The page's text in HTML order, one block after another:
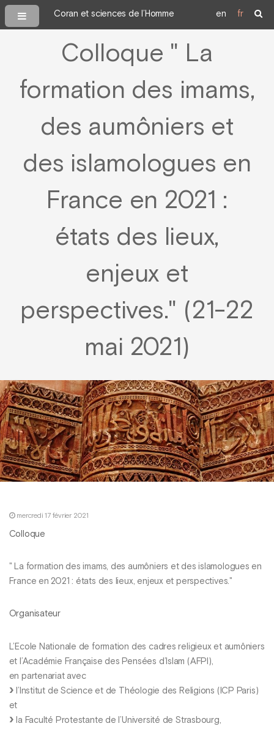
Coran et sciences de l’Homme en fr
Colloque " La
formation des imams,
des aumôniers et
des islamologues en
France en 2021 :
états des lieux,
enjeux et
perspectives." (21-22
mai 2021)
mercredi 17 février 2021
Colloque
" La formation des imams, des aumôniers et des islamologues en
France en 2021 : états des lieux, enjeux et perspectives."
Organisateur
L’Ecole Nationale de formation des cadres religieux et aumôniers
et l’Académie Française des Pensées d’Islam (AFPI),
en partenariat avec
l’Institut de Science et de Théologie des Religions (ICP Paris)
et
la Faculté Protestante de l’Université de Strasbourg,